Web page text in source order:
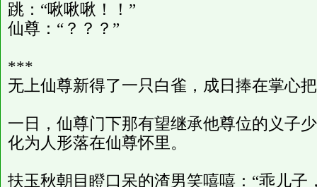
跳：“啾啾啾！！”
仙尊：“？？？”
***
无上仙尊新得了一只白雀，成日捧在掌心
一日，仙尊门下那有望继承他尊位的义子
化为人形落在仙尊怀里。
扶玉秋朝目瞪口呆的渣男笑嘻嘻：“乖儿子